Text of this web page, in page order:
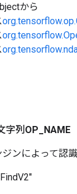
から
字列OP NAME
ンによって認